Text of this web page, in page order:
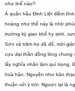
như thế nào?
Á quân hầu Đinh Liệt điềm
hoàng như thế này là nhờ
trường kỳ gian khổ hy sinh,
Sơn và trăm họ đã đổ, mới
cựu đại thần đồng lòng chung
lấy nghĩa nhân làm quí trọng,
hoà hảo. Nguyện như bàn
thuận với ý trời. Ngược lại là